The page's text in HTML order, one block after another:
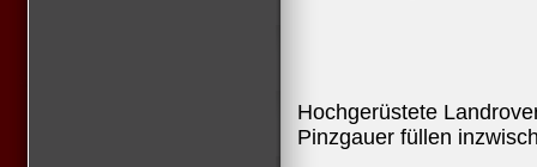
Hochgerüstete
Pinzgauer füllen